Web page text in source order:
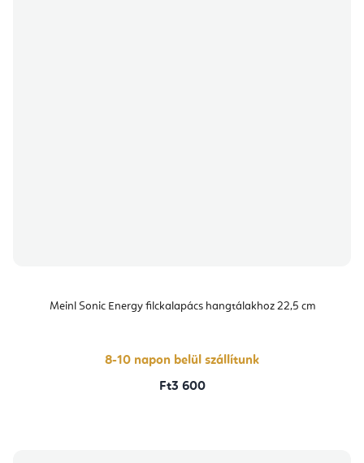
Meinl Sonic Energy filckalapács hangtálakhoz 22,5 cm
8-10 napon belül szállítunk
Ft3 600